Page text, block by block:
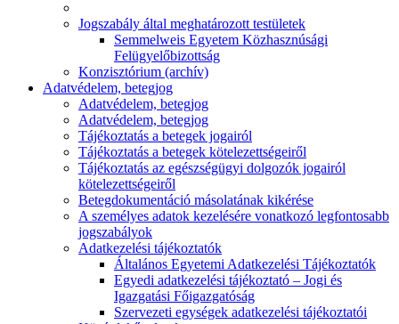
Jogszabály által meghatározott testületek
Semmelweis Egyetem Közhasznúsági
Felügyelőbizottság
Konzisztórium (archív)
Adatvédelem, betegjog
Adatvédelem, betegjog
Adatvédelem, betegjog
Tájékoztatás a betegek jogairól
Tájékoztatás a betegek kötelezettségeiről
Tájékoztatás az egészségügyi dolgozók jogairól
kötelezettségeiről
Betegdokumentáció másolatának kikérése
A személyes adatok kezelésére vonatkozó legfontosabb
jogszabályok
Adatkezelési tájékoztatók
Általános Egyetemi Adatkezelési Tájékoztatók
Egyedi adatkezelési tájékoztató – Jogi és
Igazgatási Főigazgatóság
Szervezeti egységek adatkezelési tájékoztatói